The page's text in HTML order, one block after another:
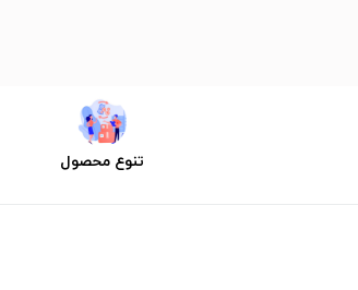
تنوع محصول